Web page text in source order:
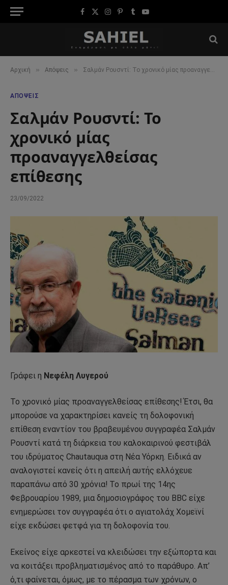
Facebook
X
Instagram
Pinterest
TumblrYouTube
Αρχική » Απόψεις » Σαλμάν Ρουσντί: Το χρονικό μίας προαναγγελθείσας επίθεσης
ΑΠΌΨΕΙΣ
Σαλμάν Ρουσντί: Το
χρονικό μίας
προαναγγελθείσας
επίθεσης
23/09/2022
Γράφει η Νεφέλη Λυγερού
Το χρονικό μίας προαναγγελθείσας επίθεσης! Έτσι, θα
μπορούσε να χαρακτηρίσει κανείς τη δολοφονική
επίθεση εναντίον του βραβευμένου συγγραφέα Σαλμάν
Ρουσντί κατά τη διάρκεια του καλοκαιρινού φεστιβάλ
του ιδρύματος Chautauqua στη Νέα Υόρκη. Ειδικά αν
αναλογιστεί κανείς ότι η απειλή αυτής ελλόχευε
παραπάνω από 30 χρόνια! Το πρωί της 14ης
Φεβρουαρίου 1989, μια δημοσιογράφος του BBC είχε
ενημερώσει τον συγγραφέα ότι ο αγιατολάχ Χομεϊνί
είχε εκδώσει φετφά για τη δολοφονία του.
Εκείνος είχε αρκεστεί να κλειδώσει την εξώπορτα και
να κοιτάξει προβληματισμένος από το παράθυρο. Απ’
ό,τι φαίνεται, όμως, με το πέρασμα των χρόνων, ο